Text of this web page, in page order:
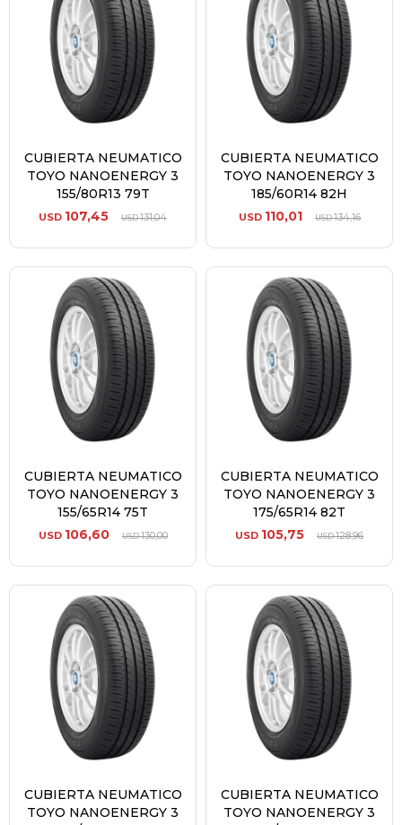
CUBIERTA NEUMATICO
TOYO NANOENERGY 3
155/80R13 79T
USD 107,45 USD131,04
CUBIERTA NEUMATICO
TOYO NANOENERGY 3
185/60R14 82H
USD 110,01 USD134,16
CUBIERTA NEUMATICO
TOYO NANOENERGY 3
155/65R14 75T
USD 106,60 USD130,00
CUBIERTA NEUMATICO
TOYO NANOENERGY 3
175/65R14 82T
USD 105,75 USD128,96
CUBIERTA NEUMATICO
TOYO NANOENERGY 3
CUBIERTA NEUMATICO
TOYO NANOENERGY 3